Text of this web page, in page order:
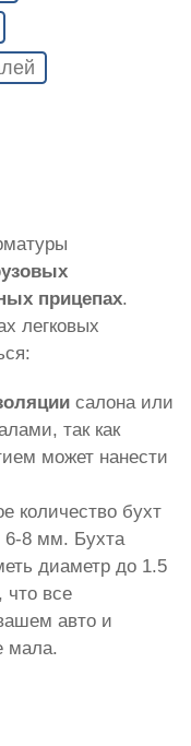
прицепах.
легковых
салона или
так как
может нанести
количество бухт
6-8 мм. Бухта
диаметр до 1.5
что все
авто и
мала.